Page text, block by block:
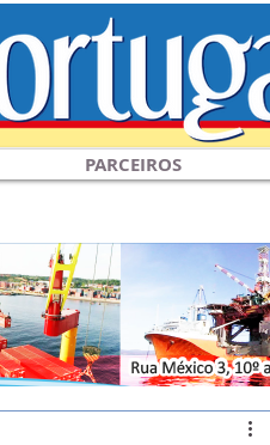
PARCEIROS